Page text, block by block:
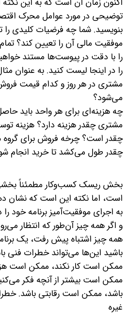
توضیحی در مورد عوامل محرک
بنویسید. شما چه فرضیات کلیدی را
موفقیت مالی آن را تعیین کند؟
را با دقت در پیوست‌ها مستند
را در اینجا لیست کنید. به عنوان
مشتری در هر روز و کدام قیمت
می‌شود؟
چه هزینه‌ای برای هر واحد باید
مشتری چقدر هزینه دارد؟ هزینه
چقدر است؟ چرخه فروش برای
چقدر طول می‌کشد تا خرید انجام
بخش ریسک کسب‌وکار مطمئناً بخشی
است، اما نکته این است که نشان
به اجرای موفقیت‌آمیز برنامه خود
و اگر همه چیز آن‌طور که انتظار
همه چیز اشتباه پیش رفت، یک
باشید این‌ها می‌تواند خطرات فنی
ممکن است کار نکند، ممکن است
ممکن است بیشتر از آنچه فکر
باشد، ممکن است رقابتی باشد.
غیره